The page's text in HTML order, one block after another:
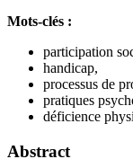
Mots-clés :
participation
handicap,
processus de
pratiques
déficience
Abstract